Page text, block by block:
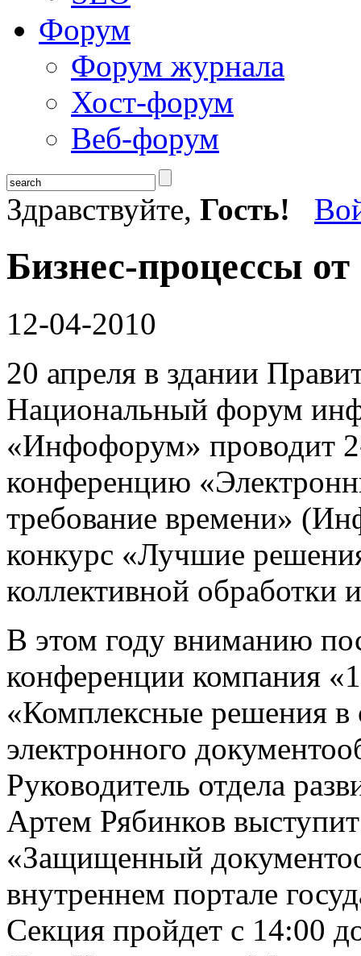
Форум
Форум журнала
Хост-форум
Веб-форум
Здравствуйте, Гость!
Бизнес-процессы
12-04-2010
20 апреля в здании
Национальный форум
«Инфофорум» проводит
конференцию
требование времени»
конкурс «Лучшие
коллективной обработки
В этом году вниманию
конференции компания
«Комплексные решения в
электронного
Руководитель отдела
Артем Рябинков
«Защищенный
внутреннем портале
Секция пройдет с 14:00